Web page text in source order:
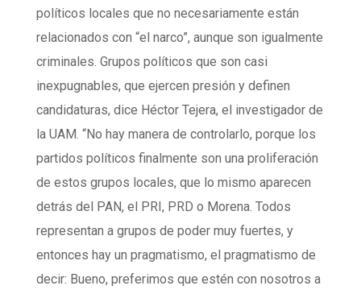
políticos locales que no necesariamente están
relacionados con “el narco”, aunque son igualmente
criminales. Grupos políticos que son casi
inexpugnables, que ejercen presión y definen
candidaturas, dice Héctor Tejera, el investigador de
la UAM. “No hay manera de controlarlo, porque los
partidos políticos finalmente son una proliferación
de estos grupos locales, que lo mismo aparecen
detrás del PAN, el PRI, PRD o Morena. Todos
representan a grupos de poder muy fuertes, y
entonces hay un pragmatismo, el pragmatismo de
decir: Bueno, preferimos que estén con nosotros a